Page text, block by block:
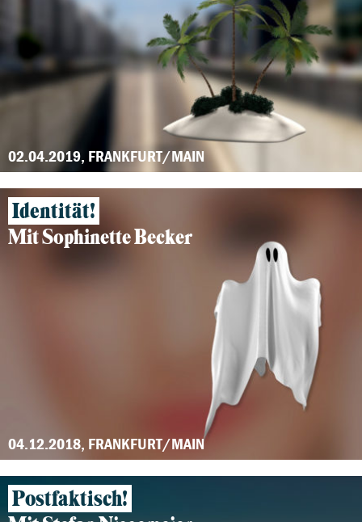
02.04.2019, FRANKFURT/MAIN
Identität!
Mit Sophinette Becker
04.12.2018, FRANKFURT/MAIN
Postfaktisch!